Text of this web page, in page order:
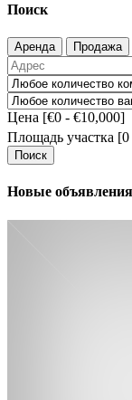
Поиск
Аренда Продажа
Цена [€0 - €10,000]
Площадь участка [0
Поиск
Новые объявления